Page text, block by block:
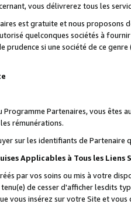
vous délivrerez tous les
est gratuite et nous proposons
quelconques sociétés à
prudence si une société de ce
Partenaires, vous êtes
rémunérations.
sur les identifiants de Partenaire
Applicables à Tous les Liens
par vos soins ou mis à votre
de cesser d'afficher lesdits
vous insérez sur votre Site et